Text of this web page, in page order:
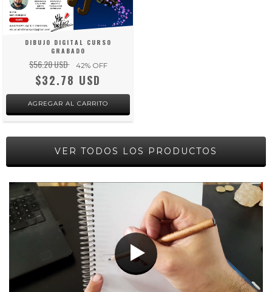
DIBUJO DIGITAL CURSO
GRABADO
$56.20 USD 42% OFF
$32.78 USD
VER TODOS LOS PRODUCTOS